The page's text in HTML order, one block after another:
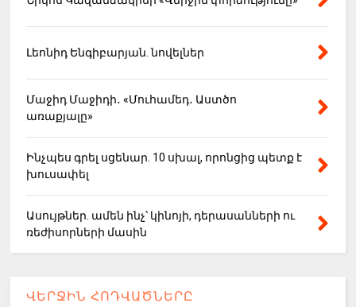
Լեոնիդ Ենգիբարյան. նովելներ
Մաջիդ Մաջիդի․ «Մուհամեդ․ Աստծո
առաքյալը»
Ինչպես գրել սցենար. 10 սխալ, որոնցից պետք է
խուսափել
Ասույթներ. ամեն ինչ՝ կինոյի, դերասանների ու
ռեժիսորների մասին
ՎԵՐՋԻՆ ՀՈԴՎԱԾՆԵՐԸ